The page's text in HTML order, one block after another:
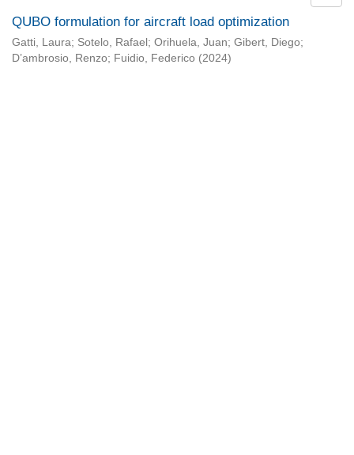
QUBO formulation for aircraft load optimization
Gatti, Laura; Sotelo, Rafael ; Orihuela, Juan; Gibert, Diego;
D’ambrosio, Renzo; Fuidio, Federico (2024)